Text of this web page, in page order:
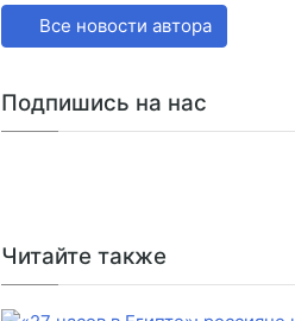
Все новости автора
Подпишись на нас
Читайте также